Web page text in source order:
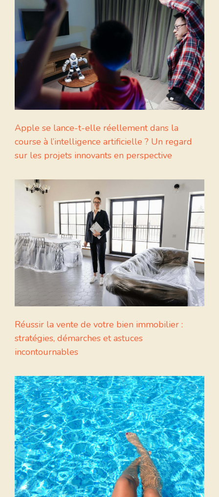
Apple se lance-t-elle réellement dans la
course à l’intelligence artificielle ? Un regard
sur les projets innovants en perspective
Réussir la vente de votre bien immobilier :
stratégies, démarches et astuces
incontournables